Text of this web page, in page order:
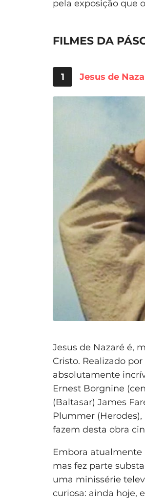
pela exposição que
FILMES DA
1 Jesus de
Jesus de Nazaré é,
Cristo. Realizado
absolutamente
Ernest Borgnine
(Baltasar) James
Plummer (Herodes),
fazem desta obra
Embora atualmente
mas fez parte
uma minissérie
curiosa: ainda hoje,